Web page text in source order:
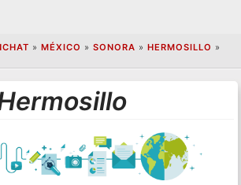
» MÉXICO » SONORA » HERMOSILLO »